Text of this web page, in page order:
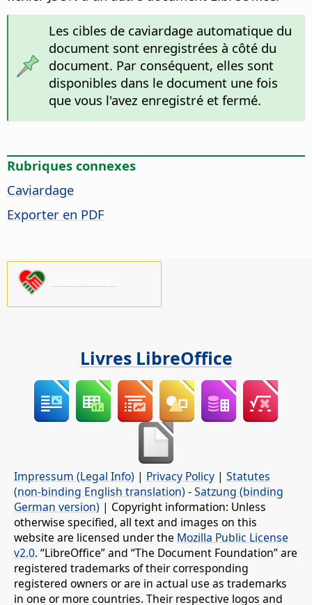
Les cibles de caviardage automatique du
document sont enregistrées à côté du
document. Par conséquent, elles sont
disponibles dans le document une fois
que vous l'avez enregistré et fermé.
Rubriques connexes
Caviardage
Exporter en PDF
Livres LibreOffice
Impressum (Legal Info) | Privacy Policy | Statutes
(non-binding English translation) -Satzung (binding
German version) | Copyright information: Unless
otherwise specified, all text and images on this
website are licensed under the Mozilla Public License
v2.0. “LibreOffice” and “The Document Foundation” are
registered trademarks of their corresponding
registered owners or are in actual use as trademarks
in one or more countries. Their respective logos and